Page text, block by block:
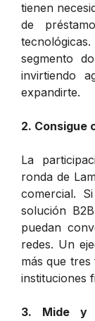
tienen
de
segmento
invirtiendo
expandirte.
2. Consigue
La
ronda de
comercial.
solución
puedan
redes. Un
más que
instituciones
3. Mide y